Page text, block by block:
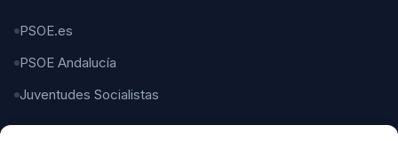
PSOE.es
PSOE Andalucía
Juventudes Socialistas